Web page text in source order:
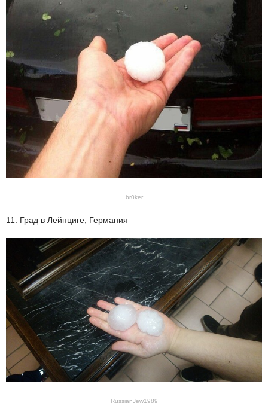
br0ker
11. Град в Лейпциге, Германия
RussianJew1989